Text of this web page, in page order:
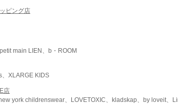
ピング店
main LIEN、b・ROOM
XLARGE KIDS
店
york childrenswear、LOVETOXIC、kladskap、by loveit、